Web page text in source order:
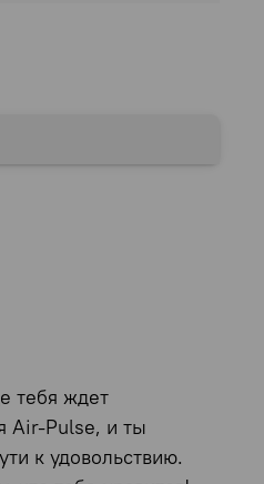
тебя ждет
Air-Pulse, и ты
к удовольствию.